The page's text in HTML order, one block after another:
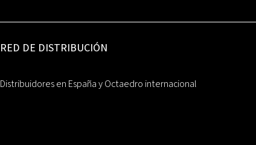
RED DE DISTRIBUCIÓN
Distribuidores en España y Octaedro internacional